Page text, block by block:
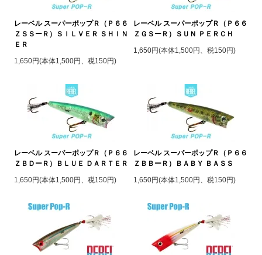
レーベル スーパーポップＲ（Ｐ６６
ＺＳＳーＲ）ＳＩＬＶＥＲ ＳＨＩＮ
ＥＲ
1,650円(本体1,500円、税150円)
レーベル スーパーポップＲ（Ｐ６６
ＺＧＳーＲ）ＳＵＮ ＰＥＲＣＨ
1,650円(本体1,500円、税150円)
レーベル スーパーポップＲ（Ｐ６６
ＺＢＤーＲ）ＢＬＵＥ ＤＡＲＴＥＲ
1,650円(本体1,500円、税150円)
レーベル スーパーポップＲ（Ｐ６６
ＺＢＢーＲ）ＢＡＢＹ ＢＡＳＳ
1,650円(本体1,500円、税150円)